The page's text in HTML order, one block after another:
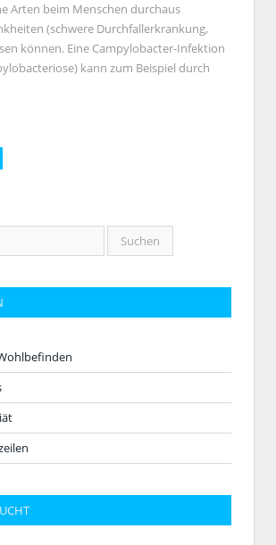
Arten beim Menschen durchaus
(schwere Durchfallerkrankung,
können. Eine Campylobacter-Infektion
kann zum Beispiel durch